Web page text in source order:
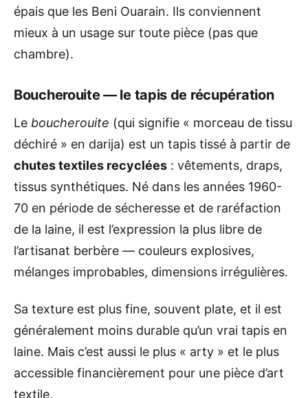
épais que les Beni Ouarain. Ils conviennent
mieux à un usage sur toute pièce (pas que
chambre).
Boucherouite — le tapis de récupération
Le boucherouite (qui signifie « morceau de tissu
déchiré » en darija) est un tapis tissé à partir de
chutes textiles recyclées : vêtements, draps,
tissus synthétiques. Né dans les années 1960-
70 en période de sécheresse et de raréfaction
de la laine, il est l’expression la plus libre de
l’artisanat berbère — couleurs explosives,
mélanges improbables, dimensions irrégulières.
Sa texture est plus fine, souvent plate, et il est
généralement moins durable qu’un vrai tapis en
laine. Mais c’est aussi le plus « arty » et le plus
accessible financièrement pour une pièce d’art
textile.